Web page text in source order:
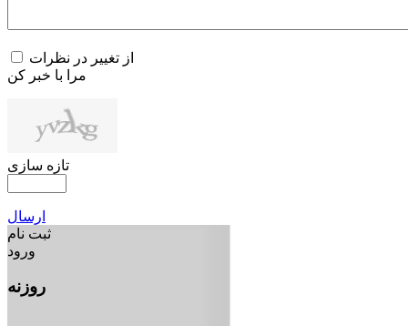
از تغییر در نظرات
مرا با خبر کن
تازه سازی
ارسال
ثبت نام
ورود
روزنه